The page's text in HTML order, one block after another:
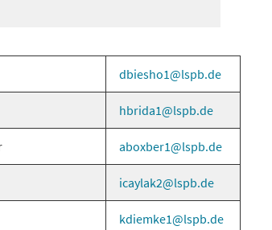
dbiesho1 lspb de
hbrida1 lspb de
aboxber1 lspb de
icaylak2 lspb de
kdiemke1 lspb de